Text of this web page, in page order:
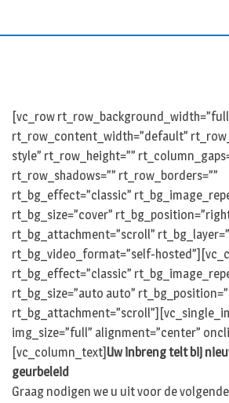
[vc_row
rt_row_content_width=”default”
style” rt_row_height=””
rt_row_shadows=”” rt_row_borders=””
rt_bg_effect=”classic”
rt_bg_size=”cover”
rt_bg_attachment=”scroll”
rt_bg_video_format=”self-
rt_bg_effect=”classic”
rt_bg_size=”auto auto”
img_size=”full” alignment=”center”
[vc_column_text] Uw inbreng telt bij
geurbeleid
Graag nodigen we u uit voor de